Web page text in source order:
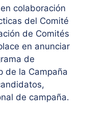
colaboración
del Comité
de Comités
en anunciar
de
de la Campaña
de campaña.